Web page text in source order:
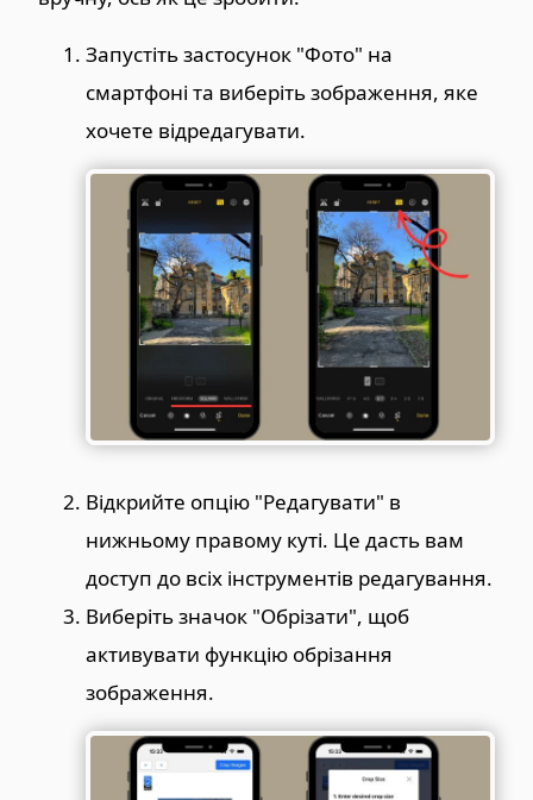
Запустіть застосунок "Фото" на
смартфоні та виберіть зображення, яке
хочете відредагувати.
Відкрийте опцію "Редагувати" в
нижньому правому куті. Це дасть вам
доступ до всіх інструментів редагування.
Виберіть значок "Обрізати", щоб
активувати функцію обрізання
зображення.